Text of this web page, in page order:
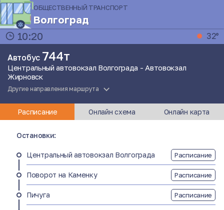
ОБЩЕСТВЕННЫЙ ТРАНСПОРТ
Волгоград
10:20
32°
Автобус 744т
Центральный автовокзал Волгограда - Автовокзал
Жирновск
Другие направления маршрута
Расписание Онлайн схема Онлайн карта
Остановки:
Центральный автовокзал Волгограда Расписание
Поворот на Каменку Расписание
Пичуга Расписание